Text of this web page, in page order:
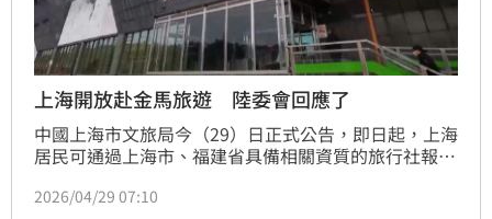
上海開放赴金馬旅遊 陸委會回應了
中國上海市文旅局今（29）日正式公告，即日起，上海
居民可通過上海市、福建省具備相關資質的旅行社報名
方小三通本就未限制中國居民身分，是對方自己限制，
2026/04/29 07:10